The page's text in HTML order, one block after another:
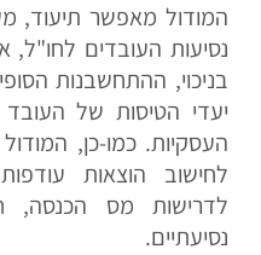
המודול מאפשר תיעוד,
נסיעות העובדים לחו"ל,
בניכוי, ההתחשבנות
יעדי הטיסות של העובד
העסקיות. כמו-כן,
לחישוב הוצאות
לדרישות מס הכנסה,
נסיעתיים.